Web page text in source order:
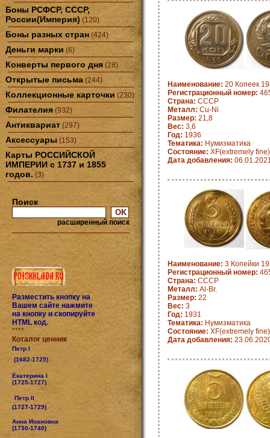
Боны РСФСР, СССР,
России(Империя) (120)
Боны разных стран (424)
Деньги марки (6)
Конверты первого дня (28)
Открытые письма (244)
Коллекционные карточки(230)
Филателия (932)
Антиквариат (297)
Аксессуары (153)
Карты РОССИЙСКОЙ
ИМПЕРИИ с 1737 и 1855
годов. (3)
Поиск
расширенный поиск
Разместить кнопку на
Вашем сайте нажмите
на кнопку и скопируйте
HTML код.
****
Коталог ценник
Петр I
(1682-1725) .
Екатерина I
(1725-1727)
Петр II
(1727-1729)
Анна Иоановна
(1730-1740)
Наименование: 20 Копеек
Регистрационный номер:
Страна: СССР
Металл: Cu-Ni
Размер: 21,8
Вес: 3,6
Год: 1936
Тематика: Нумизматика
Состояние: XF(extremely fine)
Дата добавления:
Наименование: 3 Копейки
Регистрационный номер:
Страна: СССР
Металл: Al-Br.
Размер: 22
Вес: 3
Год: 1931
Тематика: Нумизматика
Состояние: XF(extremely fine)
Дата добавления: